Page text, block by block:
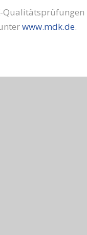
Qualitätsprüfungen
www.mdk.de.